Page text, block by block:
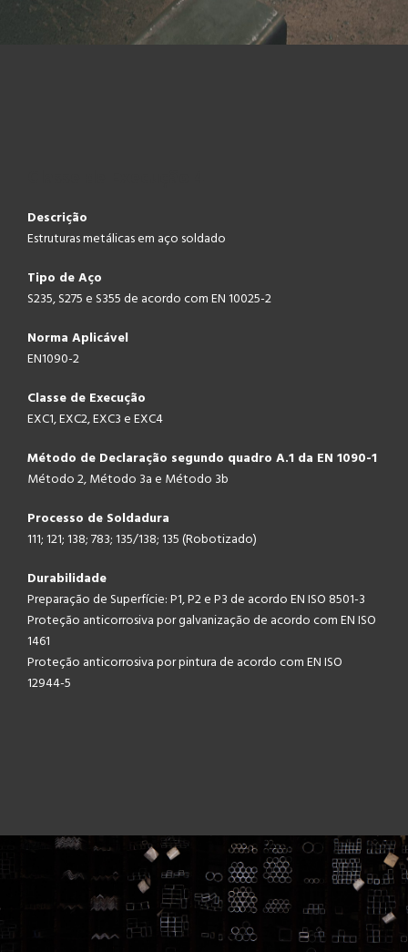
Descrição
Estruturas metálicas em aço soldado
Tipo de Aço
S235, S275 e S355 de acordo com EN 10025-2
Norma Aplicável
EN1090-2
Classe de Execução
EXC1, EXC2, EXC3 e EXC4
Método de Declaração segundo quadro A.1 da EN 1090-1
Método 2, Método 3a e Método 3b
Processo de Soldadura
111; 121; 138; 783; 135/138; 135 (Robotizado)
Durabilidade
Preparação de Superfície: P1, P2 e P3 de acordo EN ISO 8501-3
Proteção anticorrosiva por galvanização de acordo com EN ISO
1461
Proteção anticorrosiva por pintura de acordo com EN ISO
12944-5